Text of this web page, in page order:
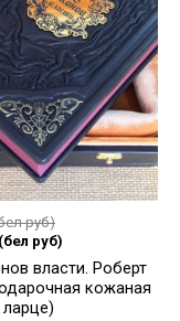
руб)
(бел руб)
власти. Роберт
кожаная
ларце)